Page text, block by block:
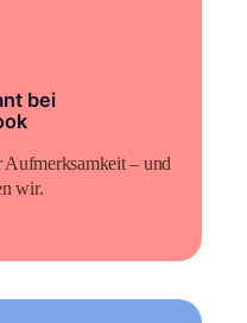
bei
Aufmerksamkeit – und
wir.